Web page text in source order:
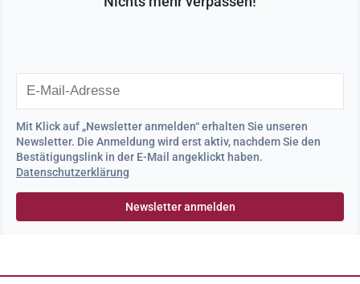
Mit Klick auf „Newsletter anmelden“ erhalten Sie unseren
Newsletter. Die Anmeldung wird erst aktiv, nachdem Sie den
Bestätigungslink in der E-Mail angeklickt haben.
Datenschutzerklärung